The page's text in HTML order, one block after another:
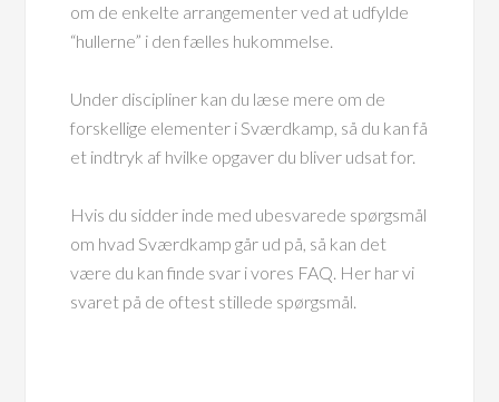
om de enkelte arrangementer ved at udfylde
“hullerne” i den fælles hukommelse.
Under discipliner kan du læse mere om de
forskellige elementer i Sværdkamp, så du kan få
et indtryk af hvilke opgaver du bliver udsat for.
Hvis du sidder inde med ubesvarede spørgsmål
om hvad Sværdkamp går ud på, så kan det
være du kan finde svar i vores FAQ. Her har vi
svaret på de oftest stillede spørgsmål.